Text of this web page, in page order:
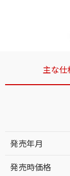
主な仕
発売年月
発売時価格